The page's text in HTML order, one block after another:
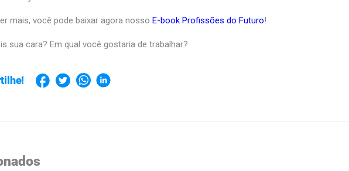
mais, você pode baixar agora nosso E-book Profissões do Futuro!
sua cara? Em qual você gostaria de trabalhar?